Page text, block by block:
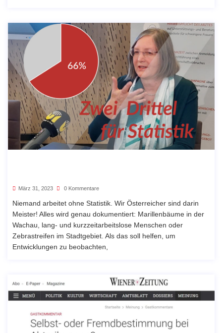
März 31, 2023 0 Kommentare
Niemand arbeitet ohne Statistik. Wir Österreicher sind darin
Meister! Alles wird genau dokumentiert: Marillenbäume in der
Wachau, lang- und kurzzeitarbeitslose Menschen oder
Zebrastreifen im Stadtgebiet. Als das soll helfen, um
Entwicklungen zu beobachten,